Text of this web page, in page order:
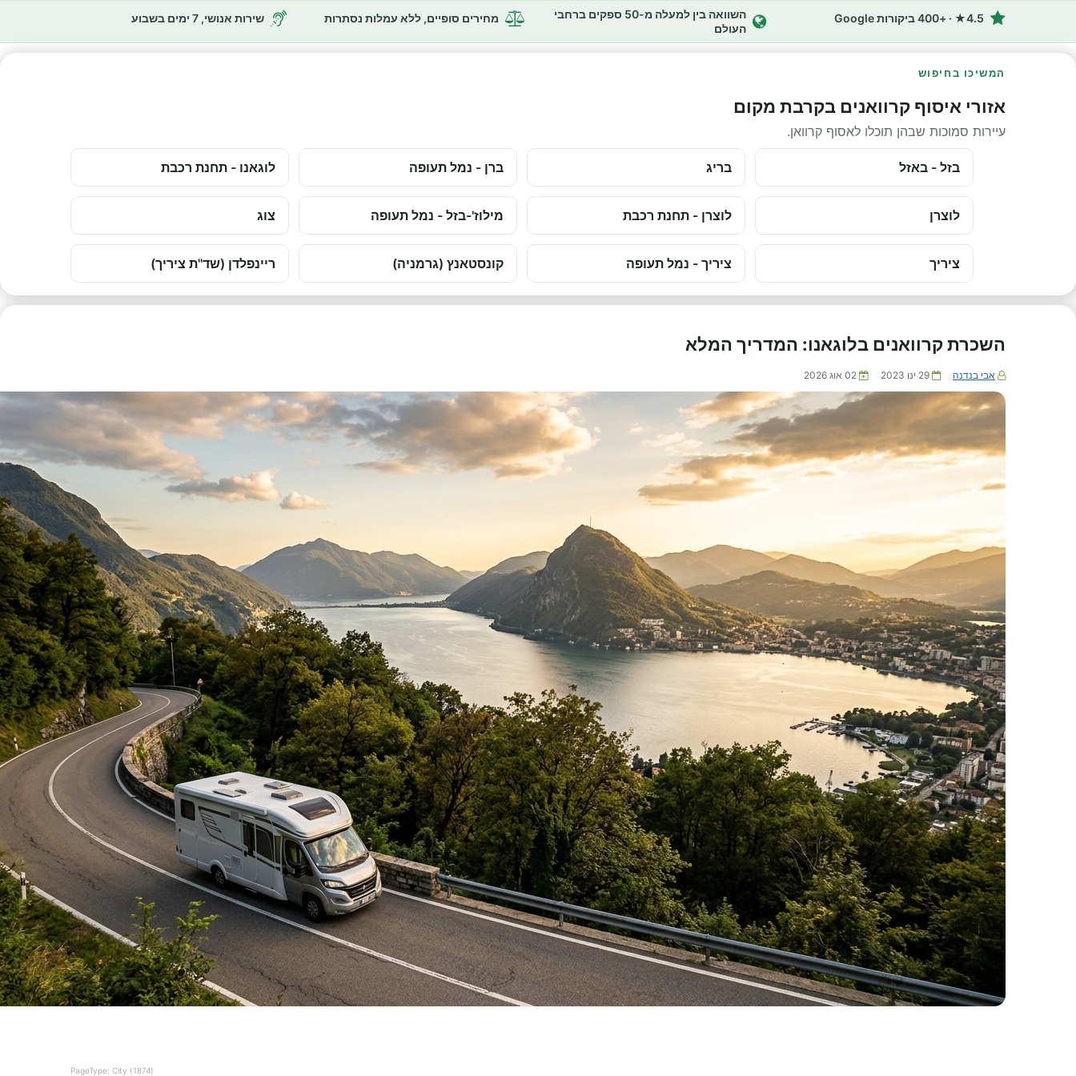
4.5★ · +400 ביקורות Google
השוואה בין למעלה מ-50 ספקים ברחבי
העולם
מחירים סופיים, ללא עמלות נסתרות שירות אנושי, 7 ימים בשבוע
המשיכו בחיפוש
אזורי איסוף קרוואנים בקרבת מקום
עיירות סמוכות שבהן תוכלו לאסוף קרוואן.
בזל - באזל בריג ברן - נמל תעופה לוגאנו - תחנת רכבת
לוצרן לוצרן - תחנת רכבת מילוז'-בזל - נמל תעופה צוג
ציריך ציריך - נמל תעופה קונסטאנץ (גרמניה) ריינפלדן (שד"ת ציריך)
השכרת קרוואנים בלוגאנו: המדריך המלא
אבי בנדנה 29 ינו 2023 02 אוג 2026
PageType: City (1874)